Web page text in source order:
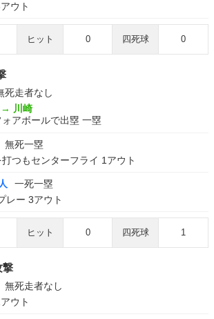
ウト
ヒット 0 四死球 0
死走者なし
→ 川崎
アボールで出塁 一塁
無死一塁
つもセンターフライ 1アウト
一死一塁
レー 3アウト
ヒット 0 四死球 1
撃
無死走者なし
ウト